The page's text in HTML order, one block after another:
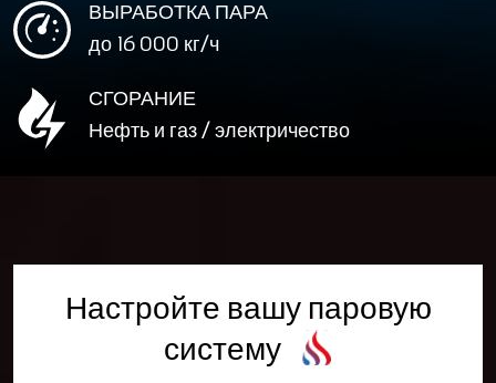
ВЫРАБОТКА ПАРА
до 16 000 кг/ч
СГОРАНИЕ
Нефть и газ / электричество
Настройте вашу паровую
систему